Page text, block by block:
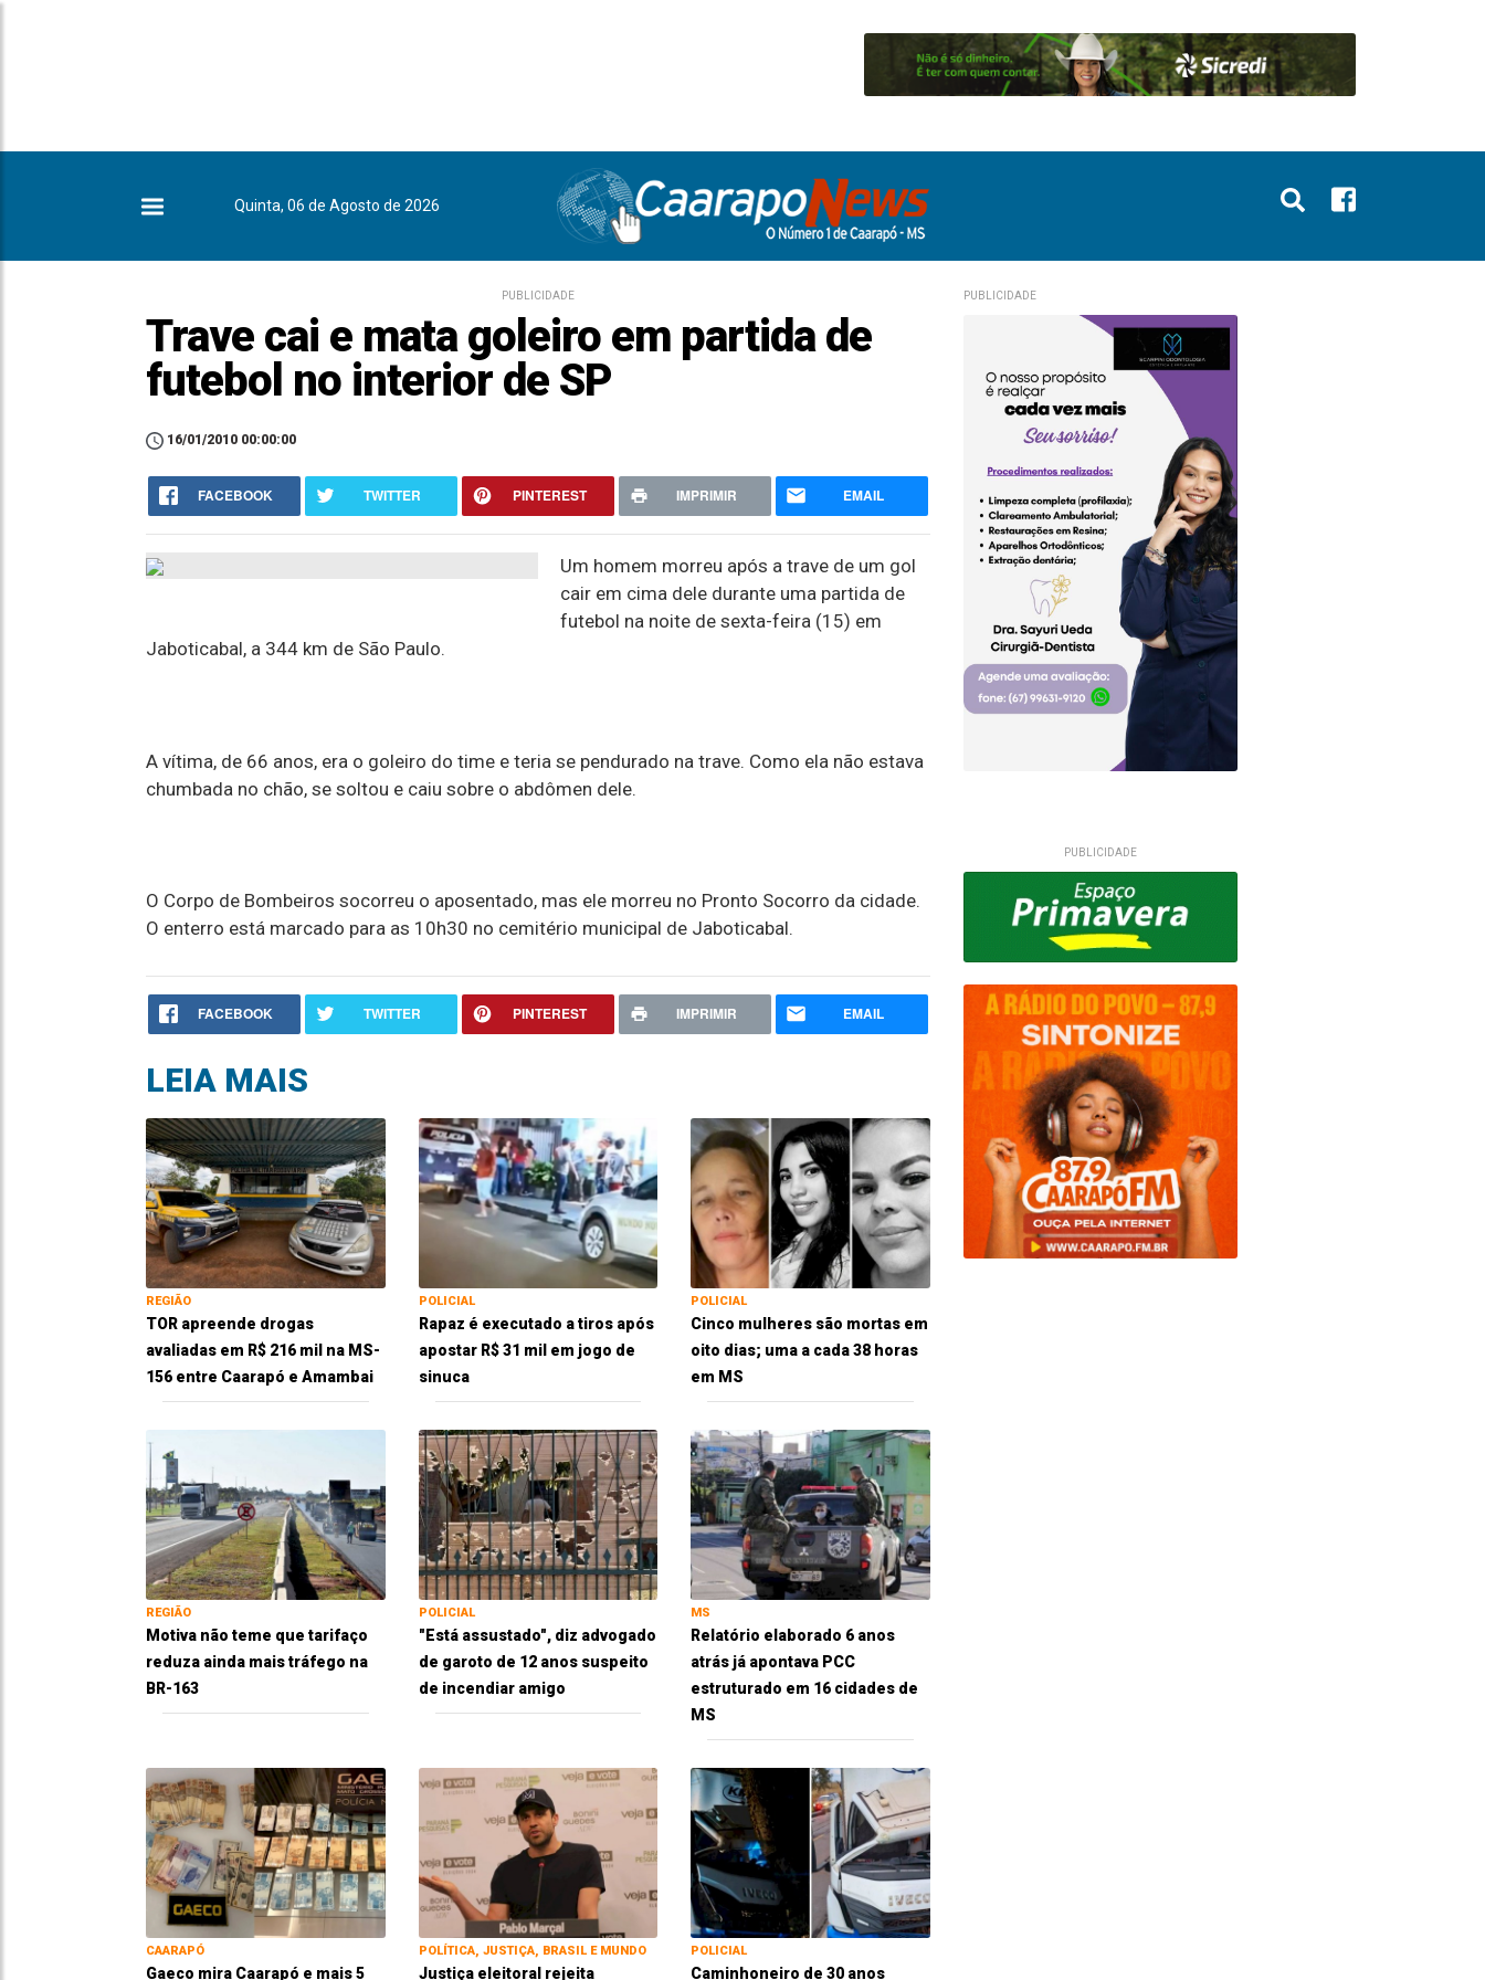
Quinta, 06 de Agosto de 2026
PUBLICIDADE
Trave cai e mata goleiro em partida de
futebol no interior de SP
16/01/2010 00:00:00
FACEBOOK TWITTER PINTEREST IMPRIMIR EMAIL
Um homem morreu após a trave de um gol
cair em cima dele durante uma partida de
futebol na noite de sexta-feira (15) em
Jaboticabal, a 344 km de São Paulo.
A vítima, de 66 anos, era o goleiro do time e teria se pendurado na trave. Como ela não estava
chumbada no chão, se soltou e caiu sobre o abdômen dele.
O Corpo de Bombeiros socorreu o aposentado, mas ele morreu no Pronto Socorro da cidade.
O enterro está marcado para as 10h30 no cemitério municipal de Jaboticabal.
FACEBOOK TWITTER PINTEREST IMPRIMIR EMAIL
LEIA MAIS
REGIÃO
TOR apreende drogas
avaliadas em R$ 216 mil na MS-
156 entre Caarapó e Amambai
POLICIAL
Rapaz é executado a tiros após
apostar R$ 31 mil em jogo de
sinuca
POLICIAL
Cinco mulheres são mortas em
oito dias; uma a cada 38 horas
em MS
REGIÃO
Motiva não teme que tarifaço
reduza ainda mais tráfego na
BR-163
POLICIAL
"Está assustado", diz advogado
de garoto de 12 anos suspeito
de incendiar amigo
MS
Relatório elaborado 6 anos
atrás já apontava PCC
estruturado em 16 cidades de
MS
CAARAPÓ
Gaeco mira Caarapó e mais 5
POLÍTICA, JUSTIÇA, BRASIL E MUNDO
Justiça eleitoral rejeita
POLICIAL
Caminhoneiro de 30 anos
PUBLICIDADE
PUBLICIDADE